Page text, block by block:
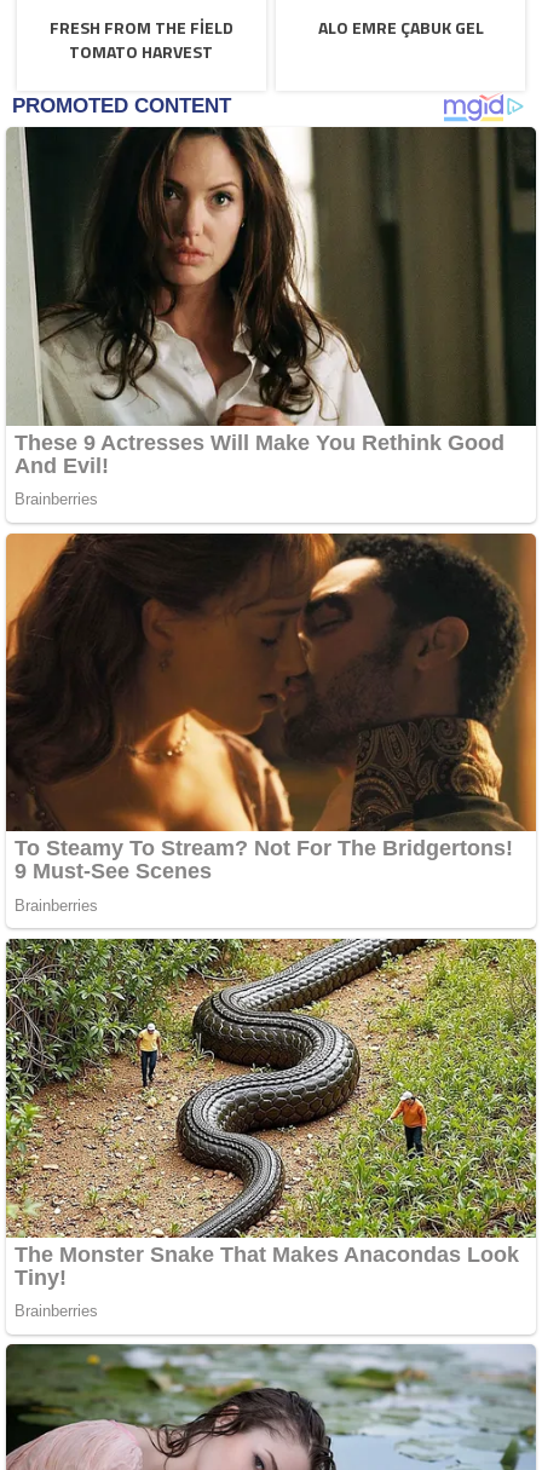
FRESH FROM THE FIELD
TOMATO HARVEST
ALO EMRE ÇABUK GEL